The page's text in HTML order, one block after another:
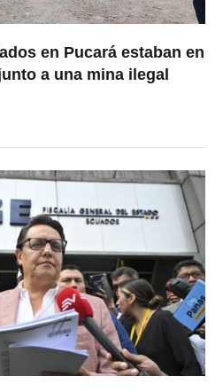
en Pucará estaban en
a una mina ilegal